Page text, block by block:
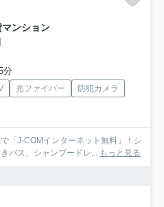
ンション
分
光ファイバー
防犯カメラ
「J-COMインターネット無料」！シ
バス、シャンプードレ...
もっと見る